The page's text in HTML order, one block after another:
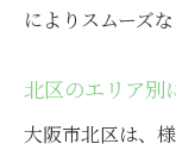
スタイ
北区の
によりスムーズ
北区のエリア別
大阪市北区は、